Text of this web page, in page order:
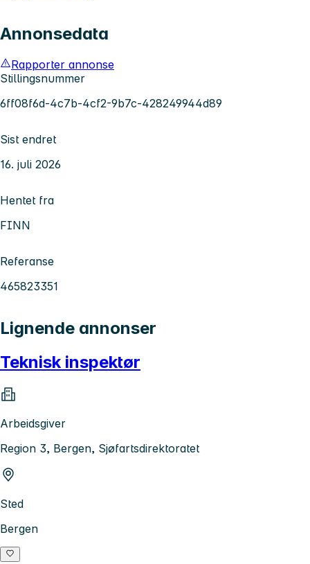
Annonsedata
Rapporter annonse
Stillingsnummer
6ff08f6d-4c7b-4cf2-9b7c-428249944d89
Sist endret
16. juli 2026
Hentet fra
FINN
Referanse
465823351
Lignende annonser
Teknisk inspektør
Arbeidsgiver
Region 3, Bergen, Sjøfartsdirektoratet
Sted
Bergen